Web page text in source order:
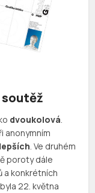
dvoukolová
anonymním
. Ve druhém
poroty dále
a konkrétních
22. května